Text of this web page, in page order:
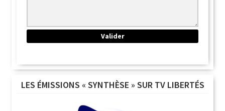
LES ÉMISSIONS « SYNTHÈSE » SUR TV LIBERTÉS